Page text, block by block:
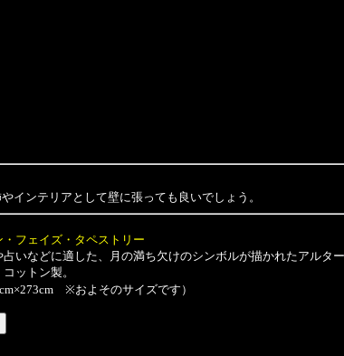
インテリアとして壁に張っても良いでしょう。
フェイズ・タペストリー
いなどに適した、月の満ち欠けのシンボルが描かれたアルタ
ットン製。
※およそのサイズです）